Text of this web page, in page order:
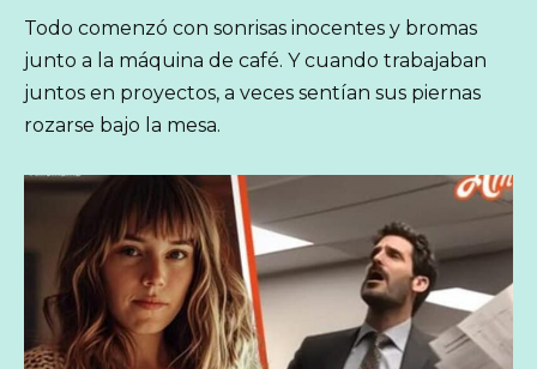
Todo comenzó con sonrisas inocentes y bromas
junto a la máquina de café. Y cuando trabajaban
juntos en proyectos, a veces sentían sus piernas
rozarse bajo la mesa.